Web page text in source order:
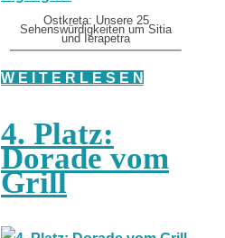
Ostkreta: Unsere 25
Sehenswürdigkeiten um Sitia
und Ierapetra
W E I T E R L E S E N
4. Platz:
Dorade vom
Grill